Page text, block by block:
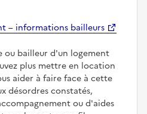
– informations bailleurs
ou bailleur d'un logement
plus mettre en location
aider à faire face à cette
désordres constatés,
ou d'aides